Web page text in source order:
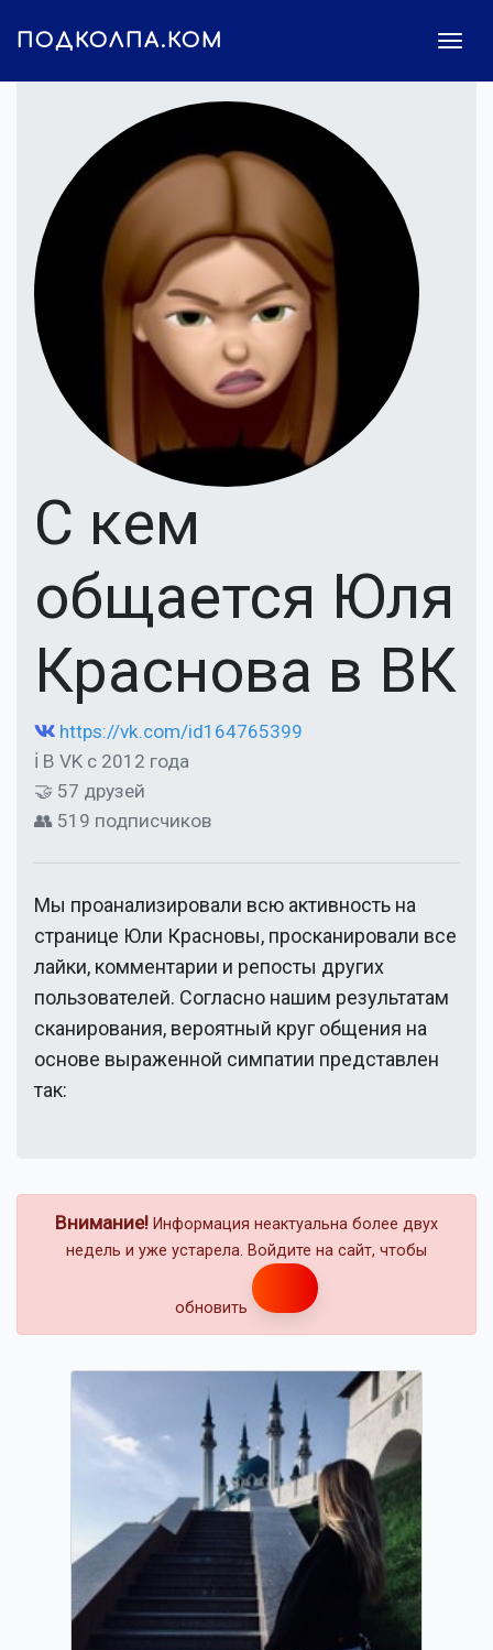
ПОДКОЛПА.КОМ
С кем
общается Юля
Краснова в ВК
https://vk.com/id164765399
ℹ В VK с 2012 года
🤝 57 друзей
👥 519 подписчиков
Мы проанализировали всю активность на
странице Юли Красновы, просканировали все
лайки, комментарии и репосты других
пользователей. Согласно нашим результатам
сканирования, вероятный круг общения на
основе выраженной симпатии представлен
так:
Внимание! Информация неактуальна более двух
недель и уже устарела. Войдите на сайт, чтобы
обновить